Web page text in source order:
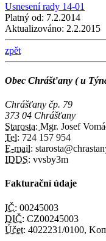
Usnesení rady 14-01
Platný od: 7.2.2014
Aktualizováno: 2.2.2015
zpět
Obec Chrášťany ( u
Chrášťany čp. 79
373 04 Chrášťany
Starosta: Mgr. Josef
Tel: 724 157 954
E-mail:
IDDS: vvsby3m
Fakturační údaje
IČ: 00245003
DIČ: CZ00245003
Účet: 4022231/0100,